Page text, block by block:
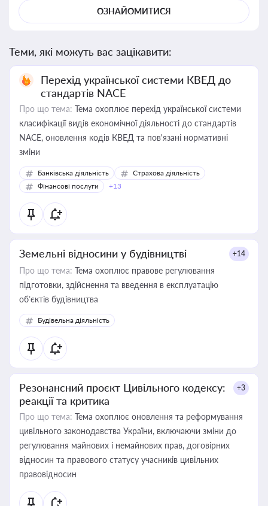
ОЗНАЙОМИТИСЯ
Теми, які можуть вас зацікавити:
Перехід української системи КВЕД до
стандартів NACE
Про що тема: Тема охоплює перехід української системи
класифікації видів економічної діяльності до стандартів
NACE, оновлення кодів КВЕД та пов'язані нормативні
зміни
Банківська діяльність
Страхова діяльність
Фінансові послуги
+13
Земельні відносини у будівництві +14
Про що тема: Тема охоплює правове регулювання
підготовки, здійснення та введення в експлуатацію
об’єктів будівництва
Будівельна діяльність
Резонансний проєкт Цивільного кодексу:
реакції та критика
+3
Про що тема: Тема охоплює оновлення та реформування
цивільного законодавства України, включаючи зміни до
регулювання майнових і немайнових прав, договірних
відносин та правового статусу учасників цивільних
правовідносин